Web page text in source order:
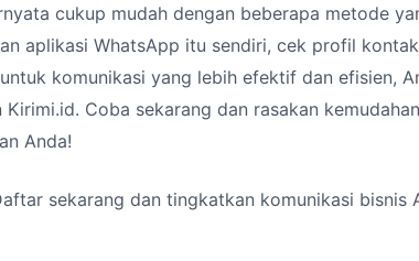
cukup mudah dengan beberapa metode
aplikasi WhatsApp itu sendiri, cek profil
komunikasi yang lebih efektif dan efisien,
Coba sekarang dan rasakan
Anda!
sekarang dan tingkatkan komunikasi bisnis